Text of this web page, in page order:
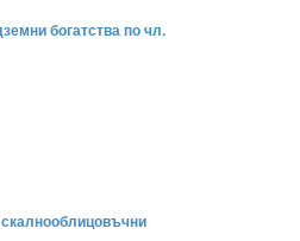
богатства по чл.
скалнооблицовъчни